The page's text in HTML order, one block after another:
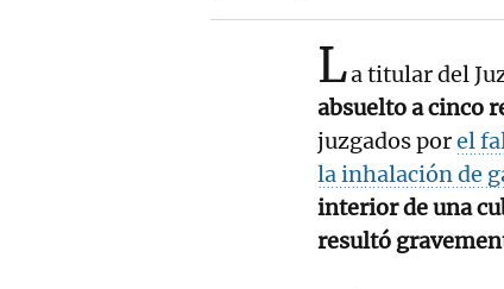
La titular del
absuelto a cinco
juzgados porel
la inhalación de
interior de una
resultó